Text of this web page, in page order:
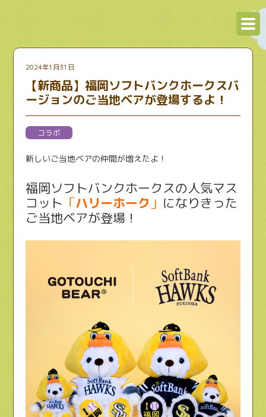
2024年1月31日
【新商品】福岡ソフトバンクホークスバ
ージョンのご当地ベアが登場するよ！
コラボ
新しいご当地ベアの仲間が増えたよ！
福岡ソフトバンクホークスの人気マス
コット 「ハリーホーク 」 になりきった
ご当地ベアが登場！